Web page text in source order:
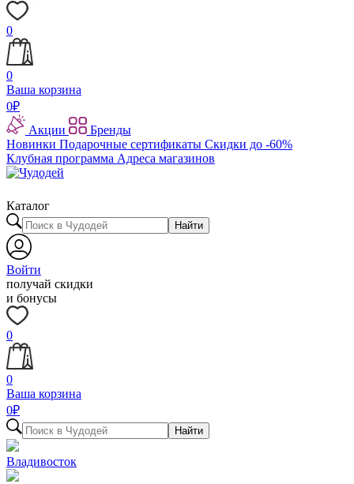
0
0
Ваша корзина
0₽
Акции
Бренды
Новинки Подарочные сертификаты Скидки до -60%
Клубная программа Адреса магазинов
Каталог
Найти
Войти
получай скидки
и бонусы
0
0
Ваша корзина
0₽
Найти
Владивосток